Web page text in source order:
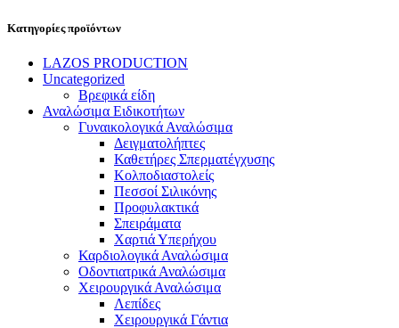
Κατηγορίες προϊόντων
LAZOS PRODUCTION
Uncategorized
Βρεφικά είδη
Αναλώσιμα Ειδικοτήτων
Γυναικολογικά Αναλώσιμα
Δειγματολήπτες
Καθετήρες Σπερματέγχυσης
Κολποδιαστολείς
Πεσσοί Σιλικόνης
Προφυλακτικά
Σπειράματα
Χαρτιά Υπερήχου
Καρδιολογικά Αναλώσιμα
Οδοντιατρικά Αναλώσιμα
Χειρουργικά Αναλώσιμα
Λεπίδες
Χειρουργικά Γάντια